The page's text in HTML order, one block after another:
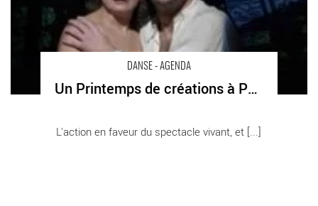
DANSE - AGENDA
Un Printemps de créations à Palaiseau
L'action en faveur du spectacle vivant, et [...]